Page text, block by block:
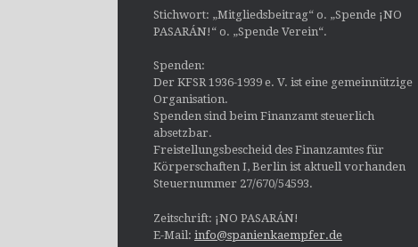
Stichwort: „Mitgliedsbeitrag“ o. „Spende ¡NO
PASARÁN!“ o. „Spende Verein“.
Spenden:
Der KFSR 1936-1939 e. V. ist eine gemeinnützige
Organisation.
Spenden sind beim Finanzamt steuerlich
absetzbar.
Freistellungsbescheid des Finanzamtes für
Körperschaften I, Berlin ist aktuell vorhanden
Steuernummer 27/670/54593.
Zeitschrift: ¡NO PASARÁN!
E-Mail: info@spanienkaempfer.de